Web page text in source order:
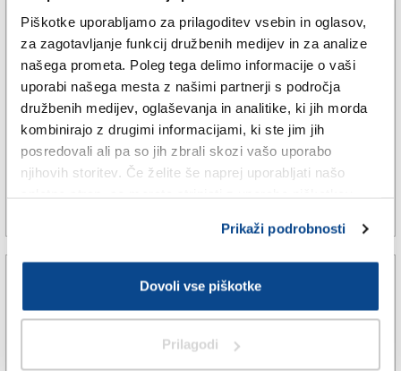
Piškotke uporabljamo za prilagoditev vsebin in oglasov,
za zagotavljanje funkcij družbenih medijev in za analize
našega prometa. Poleg tega delimo informacije o vaši
uporabi našega mesta z našimi partnerji s področja
družbenih medijev, oglaševanja in analitike, ki jih morda
kombinirajo z drugimi informacijami, ki ste jim jih
posredovali ali pa so jih zbrali skozi vašo uporabo
njihovih storitev. Če želite še naprej uporabljati našo
Prikaži podrobnosti
Dovoli vse piškotke
Prilagodi
TRŽAŠKA
Slovenci ponekod podrobno
obravnavani, drugod bežno
omenjeni